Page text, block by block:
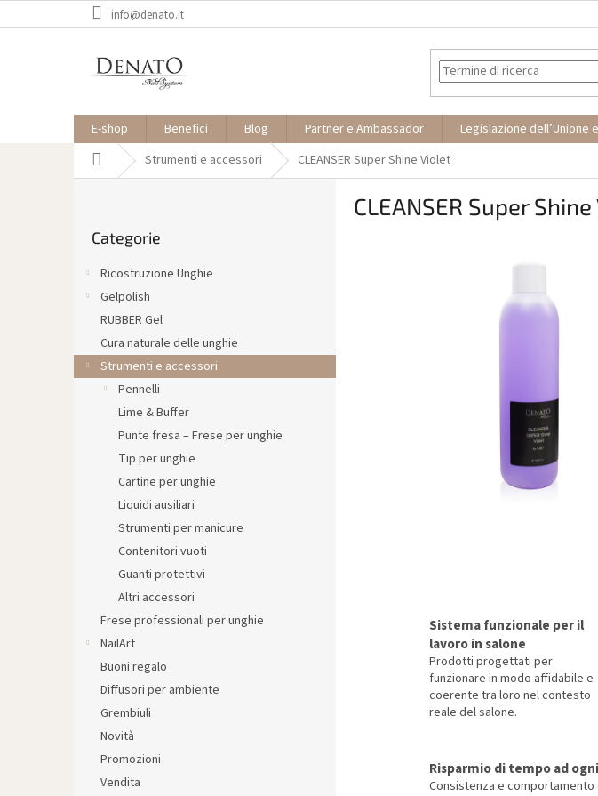
al
info@denato.it
E-shop Benefici Blog Partner e Ambassador Legislazione dell’Unione
Casa Strumenti e accessori CLEANSER Super Shine Violet
a
le
Categorie
Ricostruzione Unghie
Gelpolish
RUBBER Gel
Cura naturale delle unghie
Strumenti e accessori
Pennelli
Lime & Buffer
Punte fresa – Frese per unghie
Tip per unghie
Cartine per unghie
Liquidi ausiliari
Strumenti per manicure
Contenitori vuoti
Guanti protettivi
Altri accessori
Frese professionali per unghie
NailArt
Buoni regalo
Diffusori per ambiente
Grembiuli
Novità
Promozioni
Vendita
CLEANSER Super
Sistema funzionale per il
lavoro in salone
Prodotti progettati per
funzionare in modo affidabile e
coerente tra loro nel contesto
reale del salone.
Risparmio di tempo ad
Consistenza e